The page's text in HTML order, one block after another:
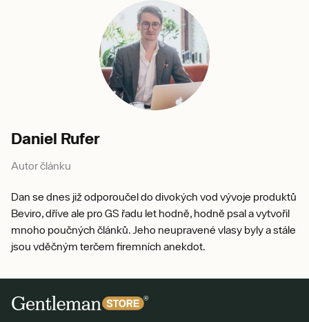
Daniel Rufer
Autor článku
Dan se dnes již odporoučel do divokých vod vývoje produktů
Beviro, dříve ale pro GS řadu let hodně, hodně psal a vytvořil
mnoho poučných článků. Jeho neupravené vlasy byly a stále
jsou vděčným terčem firemních anekdot.